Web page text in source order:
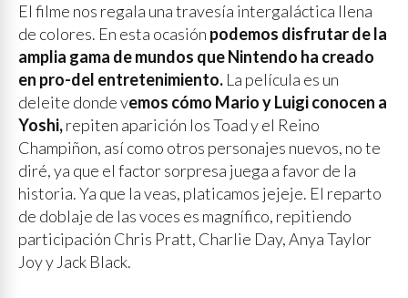
El filme nos regala una travesía intergaláctica llena
de colores. En esta ocasión podemos disfrutar de la
amplia gama de mundos que Nintendo ha creado
en pro-del entretenimiento. La película es un
deleite donde vemos cómo Mario y Luigi conocen a
Yoshi,repiten aparición los Toad y el Reino
Champiñon, así como otros personajes nuevos, no te
diré, ya que el factor sorpresa juega a favor de la
historia. Ya que la veas, platicamos jejeje. El reparto
de doblaje de las voces es magnífico, repitiendo
participación Chris Pratt, Charlie Day, Anya Taylor
Joy y Jack Black.